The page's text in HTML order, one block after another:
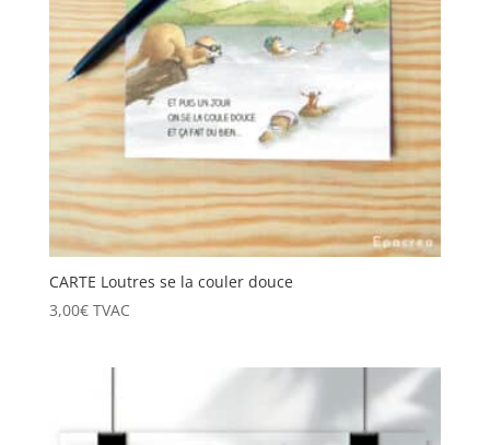
CARTE Loutres se la couler douce
3,00€ TVAC